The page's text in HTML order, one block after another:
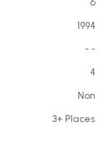
1994
- -
4
Non
3+ Places